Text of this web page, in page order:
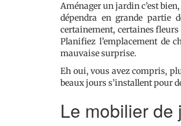
Aménager un jardin c’est
dépendra en grande partie
certainement, certaines fleurs
Planifiez l’emplacement de
mauvaise surprise.
Eh oui, vous avez compris,
beaux jours s’installent pour
Le mobilier de